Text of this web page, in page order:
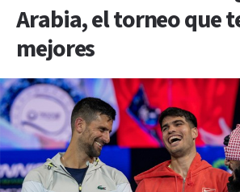
Arabia, el torneo que
mejores